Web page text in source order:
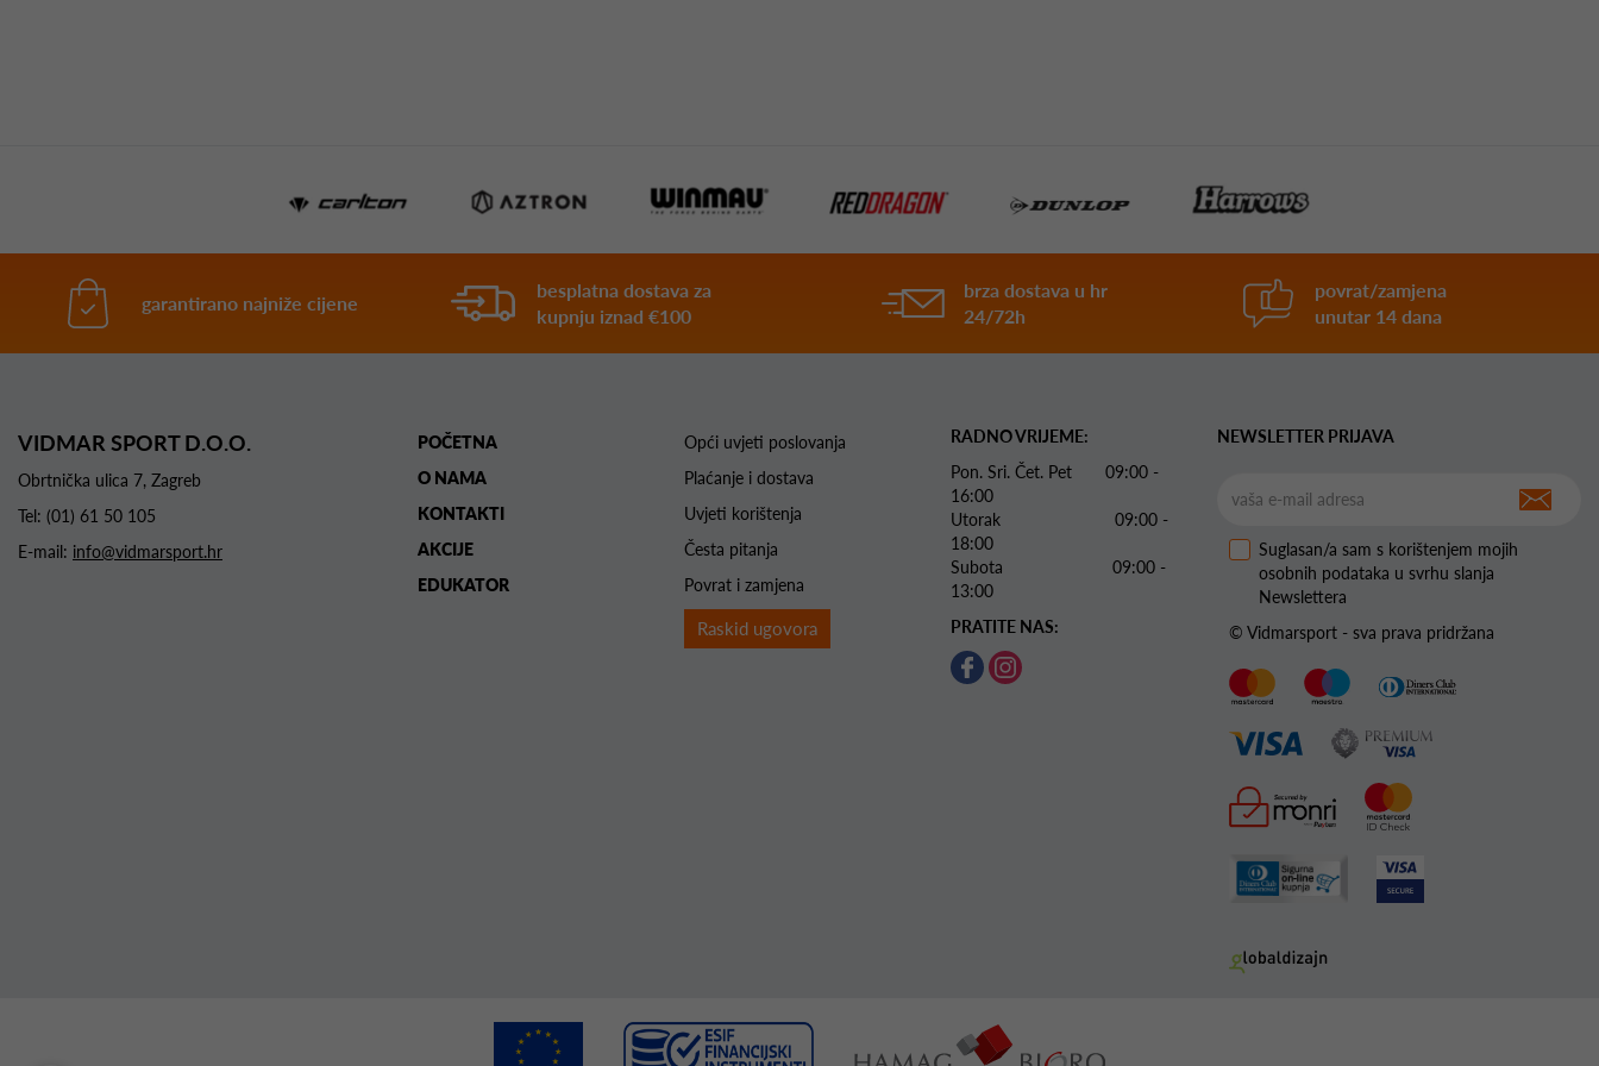
garantirano najniže cijene
besplatna dostava za
kupnju iznad €100
brza dostava u hr
24/72h
povrat/zamjena
unutar 14 dana
VIDMAR SPORT D.O.O.
Obrtnička ulica 7, Zagreb
Tel: (01) 61 50 105
E-mail: info@vidmarsport.hr
POČETNA
O NAMA
KONTAKTI
AKCIJE
EDUKATOR
Opći uvjeti poslovanja
Plaćanje i dostava
Uvjeti korištenja
Česta pitanja
Povrat i zamjena
Raskid ugovora
RADNO VRIJEME:
Pon. Sri. Čet. Pet 09:00 -
16:00
Utorak 09:00 -
18:00
Subota 09:00 -
13:00
PRATITE NAS:
NEWSLETTER PRIJAVA
Suglasan/a sam s korištenjem mojih
osobnih podataka u svrhu slanja
Newslettera
© Vidmarsport - sva prava pridržana